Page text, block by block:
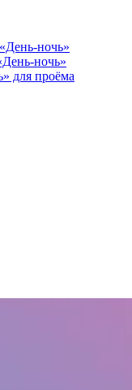
ночь»
ночь»
для проёма